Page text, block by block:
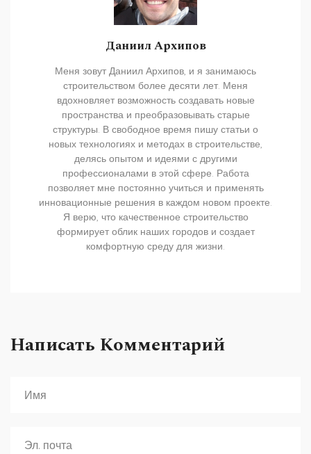
Даниил Архипов
Меня зовут Даниил Архипов, и я занимаюсь
строительством более десяти лет. Меня
вдохновляет возможность создавать новые
пространства и преобразовывать старые
структуры. В свободное время пишу статьи о
новых технологиях и методах в строительстве,
делясь опытом и идеями с другими
профессионалами в этой сфере. Работа
позволяет мне постоянно учиться и применять
инновационные решения в каждом новом проекте.
Я верю, что качественное строительство
формирует облик наших городов и создает
комфортную среду для жизни.
Написать Комментарий